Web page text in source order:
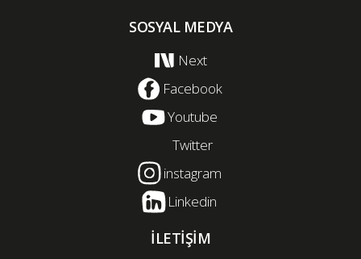
SOSYAL MEDYA
Next
Facebook
Youtube
Twitter
instagram
Linkedin
İLETİŞİM